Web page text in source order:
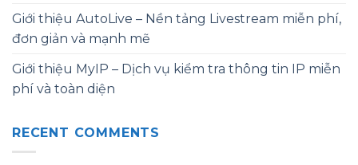
Giới thiệu AutoLive – Nền tảng Livestream miễn phí,
đơn giản và mạnh mẽ
Giới thiệu MyIP – Dịch vụ kiểm tra thông tin IP miễn
phí và toàn diện
RECENT COMMENTS